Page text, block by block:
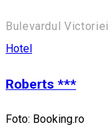
Bulevardul
Hotel
Roberts ***
Foto: Booking.ro